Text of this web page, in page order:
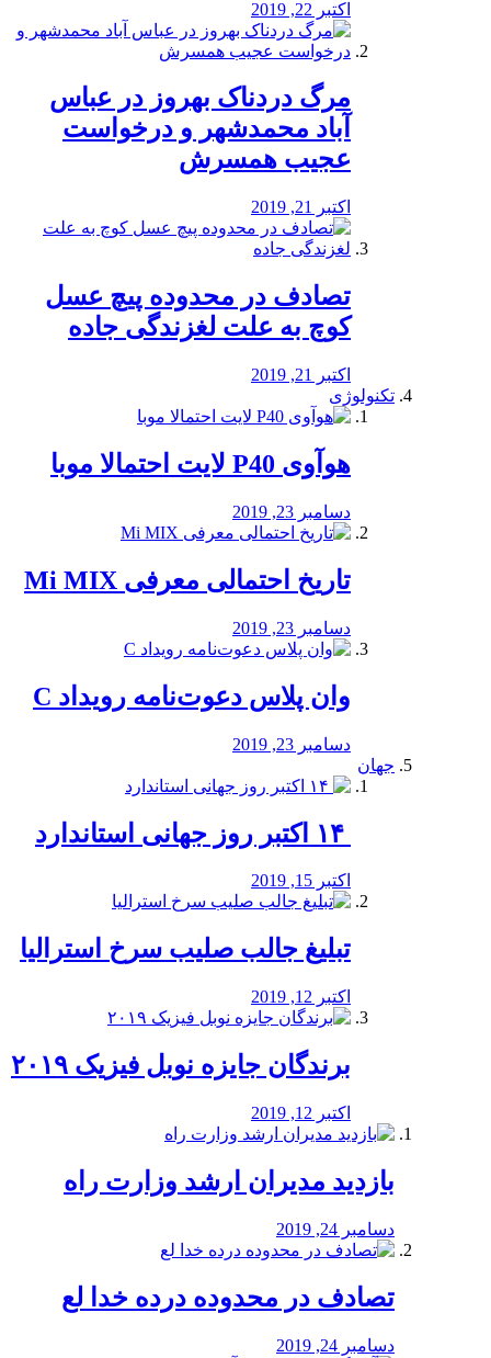
اکتبر 22, 2019
مرگ دردناک بهروز در عباس
آباد محمدشهر و درخواست
عجیب همسرش
اکتبر 21, 2019
تصادف در محدوده پیچ عسل
کوچ به علت لغزندگی جاده
اکتبر 21, 2019
تکنولوژی
هوآوی P40 لایت احتمالا موبا
دسامبر 23, 2019
تاریخ احتمالی معرفی Mi MIX
دسامبر 23, 2019
وان پلاس دعوت‌نامه رویداد C
دسامبر 23, 2019
جهان
اکتبر 15, 2019
تبلیغ جالب صلیب سرخ استرالیا
اکتبر 12, 2019
برندگان جایزه نوبل فیزیک ۲۰۱۹
اکتبر 12, 2019
بازدید مدیران ارشد وزارت راه
دسامبر 24, 2019
تصادف در محدوده درده خدا لع
دسامبر 24, 2019